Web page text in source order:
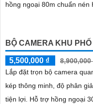
hồng ngoại 80m chuẩn nén
BỘ CAMERA KHU
5,500,000 ₫
8,900,000
Lắp đặt trọn bộ camera
kép thông minh, độ phân
tiện lợi. Hỗ trợ hồng ngoại 30m cho hình ảnh ban đêm có màu sắc